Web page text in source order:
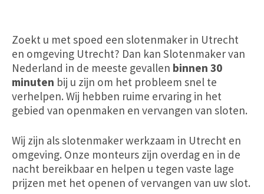
Zoekt u met spoed een slotenmaker in Utrecht
en omgeving Utrecht? Dan kan Slotenmaker van
Nederland in de meeste gevallen binnen 30
minuten bij u zijn om het probleem snel te
verhelpen. Wij hebben ruime ervaring in het
gebied van openmaken en vervangen van sloten.
Wij zijn als slotenmaker werkzaam in Utrecht en
omgeving. Onze monteurs zijn overdag en in de
nacht bereikbaar en helpen u tegen vaste lage
prijzen met het openen of vervangen van uw slot.